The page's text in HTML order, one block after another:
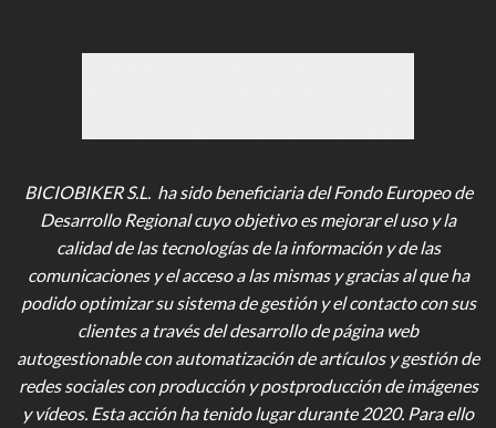
BICIOBIKER S.L. ha sido beneficiaria del Fondo Europeo de
Desarrollo Regional cuyo objetivo es mejorar el uso y la
calidad de las tecnologías de la información y de las
comunicaciones y el acceso a las mismas y gracias al que ha
podido optimizar su sistema de gestión y el contacto con sus
clientes a través del desarrollo de página web
autogestionable con automatización de artículos y gestión de
redes sociales con producción y postproducción de imágenes
y vídeos. Esta acción ha tenido lugar durante 2020. Para ello